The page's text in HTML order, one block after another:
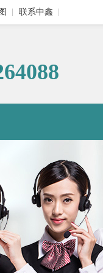
联系中鑫